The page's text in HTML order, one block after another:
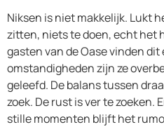
Niksen is niet makkelijk. Lukt
zitten, niets te doen, echt het
gasten van de Oase vinden
omstandigheden zijn ze
geleefd. De balans tussen
zoek. De rust is ver te zoeken.
stille momenten blijft het